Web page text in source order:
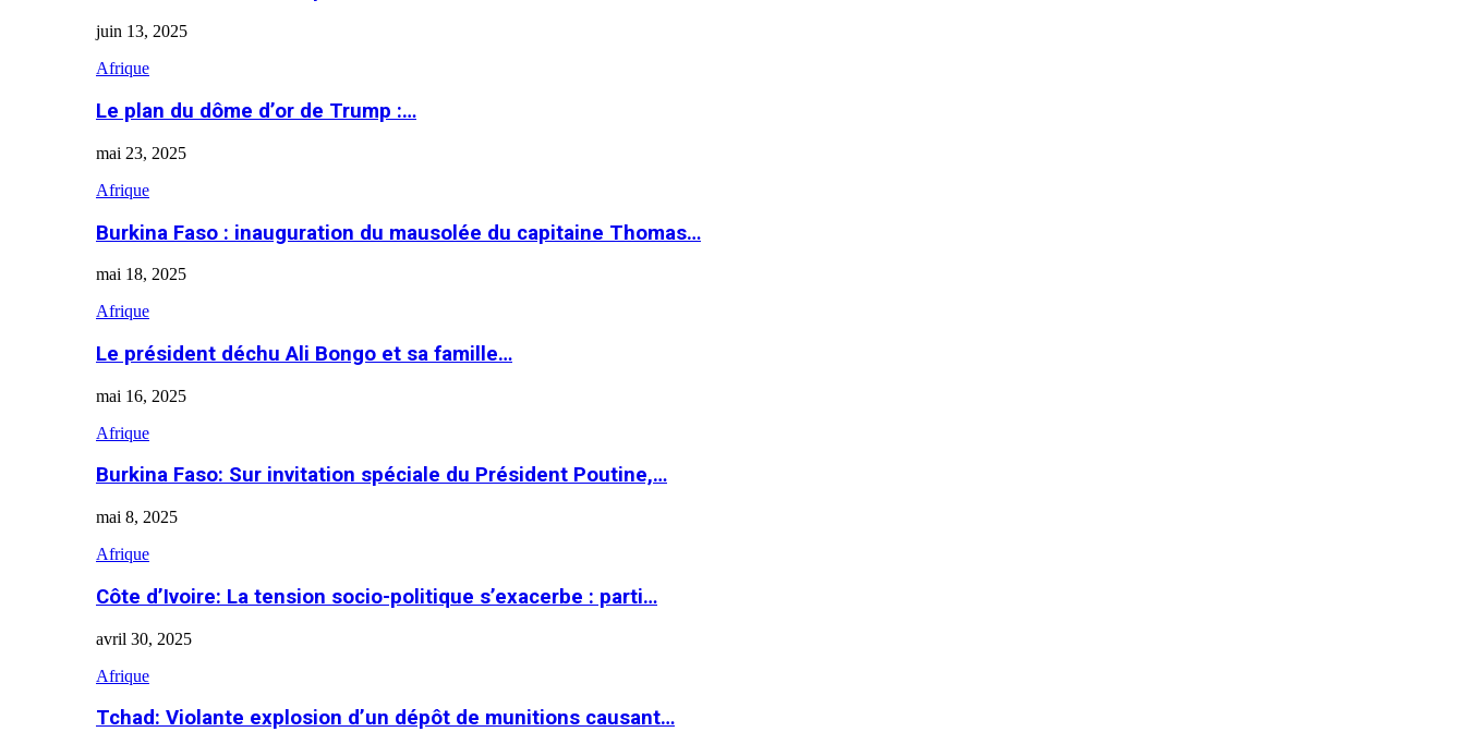
juin 13, 2025
Afrique
Le plan du dôme d’or de Trump :…
mai 23, 2025
Afrique
Burkina Faso : inauguration du mausolée du capitaine Thomas…
mai 18, 2025
Afrique
Le président déchu Ali Bongo et sa famille…
mai 16, 2025
Afrique
Burkina Faso: Sur invitation spéciale du Président Poutine,…
mai 8, 2025
Afrique
Côte d’Ivoire: La tension socio-politique s’exacerbe : parti…
avril 30, 2025
Afrique
Tchad: Violante explosion d’un dépôt de munitions causant…